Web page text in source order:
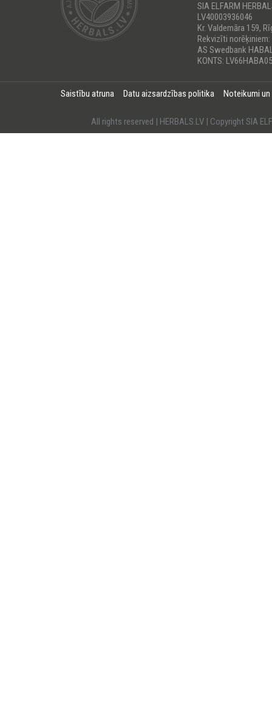
SIA ELFARM
LV40003936046
Kr. Valdemāra 159,
Rekvizīti norēķiniem:
AS Swedbank
KONTS:
Saistību atruna Datu aizsardzības politika Noteikumi
All rights reserved | HERBALS.LV | Copyright SIA